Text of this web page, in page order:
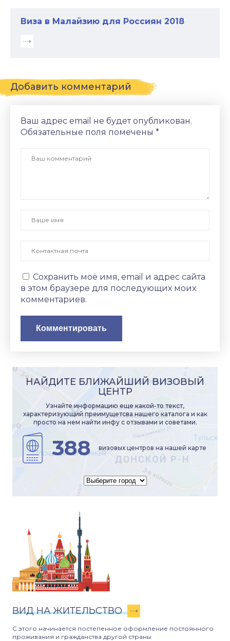
Виза в Малайзию для Россиян 2018
Добавить комментарий
Ваш адрес email не будет опубликован.
Обязательные поля помечены *
Сохранить моё имя, email и адрес сайта
в этом браузере для последующих моих
комментариев.
НАЙДИТЕ БЛИЖАЙШИЙ ВИЗОВЫЙ
ЦЕНТР
Узнайте информацию еще какой-то текст,
характеризующий преимущетсва нашего каталога и как
просто на нем найти инфу с отзывами и советами.
388 визовых центров на нашей карте
ВИД НА ЖИТЕЛЬСТВО
С этого начинается постепенное оформление постоянного
проживания и гражданства другой страны